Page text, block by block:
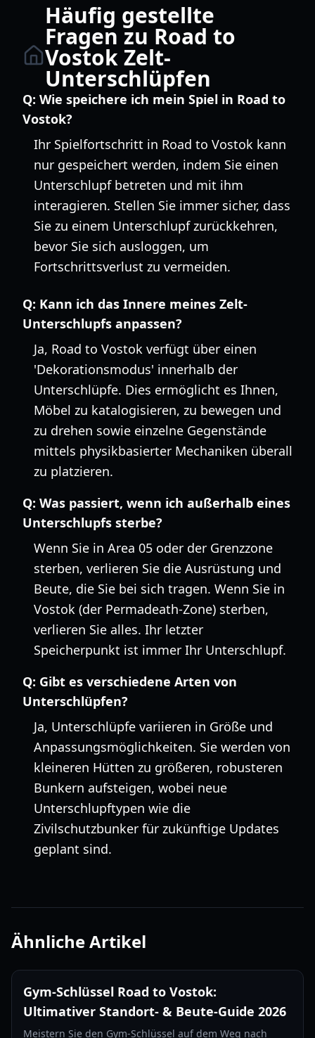
Häufig gestellte
Fragen zu Road to
Vostok Zelt-
Unterschlüpfen
Q: Wie speichere ich mein Spiel in Road to
Vostok?
Ihr Spielfortschritt in Road to Vostok kann
nur gespeichert werden, indem Sie einen
Unterschlupf betreten und mit ihm
interagieren. Stellen Sie immer sicher, dass
Sie zu einem Unterschlupf zurückkehren,
bevor Sie sich ausloggen, um
Fortschrittsverlust zu vermeiden.
Q: Kann ich das Innere meines Zelt-
Unterschlupfs anpassen?
Ja, Road to Vostok verfügt über einen
'Dekorationsmodus' innerhalb der
Unterschlüpfe. Dies ermöglicht es Ihnen,
Möbel zu katalogisieren, zu bewegen und
zu drehen sowie einzelne Gegenstände
mittels physikbasierter Mechaniken überall
zu platzieren.
Q: Was passiert, wenn ich außerhalb eines
Unterschlupfs sterbe?
Wenn Sie in Area 05 oder der Grenzzone
sterben, verlieren Sie die Ausrüstung und
Beute, die Sie bei sich tragen. Wenn Sie in
Vostok (der Permadeath-Zone) sterben,
verlieren Sie alles. Ihr letzter
Speicherpunkt ist immer Ihr Unterschlupf.
Q: Gibt es verschiedene Arten von
Unterschlüpfen?
Ja, Unterschlüpfe variieren in Größe und
Anpassungsmöglichkeiten. Sie werden von
kleineren Hütten zu größeren, robusteren
Bunkern aufsteigen, wobei neue
Unterschlupftypen wie die
Zivilschutzbunker für zukünftige Updates
geplant sind.
Ähnliche Artikel
Gym-Schlüssel Road to Vostok:
Ultimativer Standort- & Beute-Guide 2026
Meistern Sie den Gym-Schlüssel auf dem Weg nach